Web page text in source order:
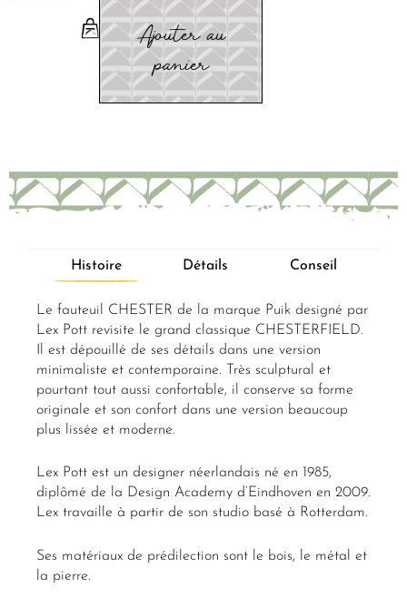
Ajouter au
panier
Histoire Détails Conseil
Le fauteuil CHESTER de la marque Puik designé par
Lex Pott revisite le grand classique CHESTERFIELD.
Il est dépouillé de ses détails dans une version
minimaliste et contemporaine. Très sculptural et
pourtant tout aussi confortable, il conserve sa forme
originale et son confort dans une version beaucoup
plus lissée et moderne.
Lex Pott est un designer néerlandais né en 1985,
diplômé de la Design Academy d’Eindhoven en 2009.
Lex travaille à partir de son studio basé à Rotterdam.
Ses matériaux de prédilection sont le bois, le métal et
la pierre.